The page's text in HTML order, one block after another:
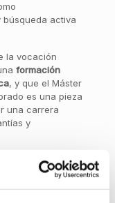
activa
la vocación
formación
, y que el Máster
es una pieza
una carrera
y